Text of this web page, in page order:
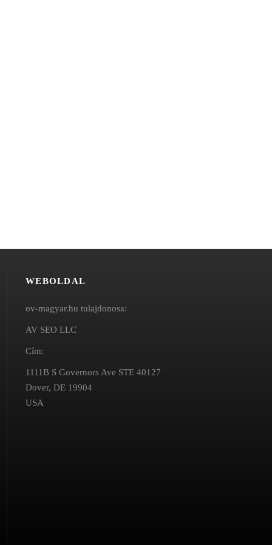
WEBOLDAL
ov-magyar.hu tulajdonosa:
AV SEO LLC
Cím:
1111B S Governors Ave STE 40127
Dover, DE 19904
USA